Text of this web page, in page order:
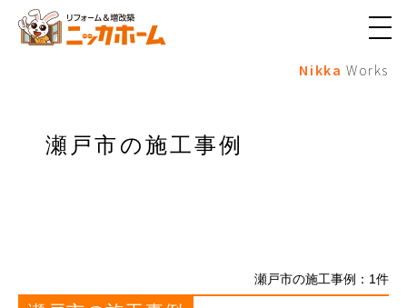
メ
ュ
Nikka Works
瀬戸市の施工事例
瀬戸市の施工事例： 1件